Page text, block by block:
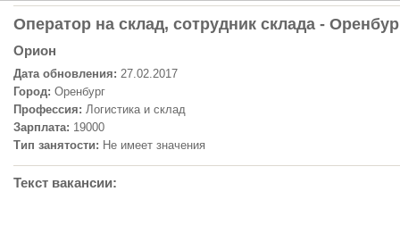
Oператор на склад, сотрудник склада -
Орион
Дата обновления: 27.02.2017
Город: Оренбург
Профессия: Логистика и склад
Зарплата: 19000
Тип занятости: Не имеет значения
Текст вакансии: